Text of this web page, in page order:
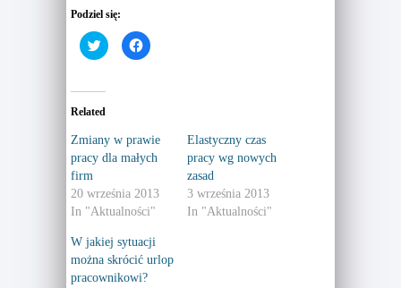
Podziel się:
C
l
t
o
s
a
r
e
T
i
t
e
r
(
O
C
l
a
e
F
a
c
b
o
o
k
(
Related
Zmiany w prawie
pracy dla małych
firm
20 września 2013
In "Aktualności"
Elastyczny czas
pracy wg nowych
zasad
3 września 2013
In "Aktualności"
W jakiej sytuacji
można skrócić urlop
pracownikowi?